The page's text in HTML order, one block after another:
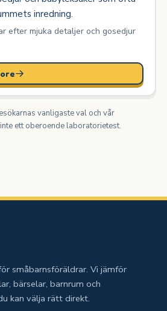
inredning.
efter mjuka detaljer och gosedjur
vanligaste val och vår
ett oberoende laboratorietest.
småbarnsföräldrar. Vi jämför
bärselar, barnrum och
kan välja rätt direkt.